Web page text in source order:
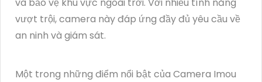
và bảo vệ khu vực ngoài trời. Với nhiều tính năng
vượt trội, camera này đáp ứng đầy đủ yêu cầu về
an ninh và giám sát.
Một trong những điểm nổi bật của Camera Imou